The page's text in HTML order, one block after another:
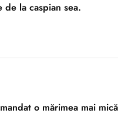
la caspian sea.
o mărimea mai